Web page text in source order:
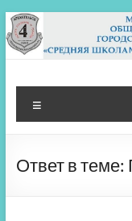
Перейти
к
содержимому
МБОУ
Архангельск
Ответ в теме: